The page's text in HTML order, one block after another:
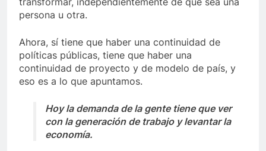
persona u otra.
Ahora, sí tiene que haber una continuidad de
políticas públicas, tiene que haber una
continuidad de proyecto y de modelo de país, y
eso es a lo que apuntamos.
Hoy la demanda de la gente tiene que ver
con la generación de trabajo y levantar la
economía.